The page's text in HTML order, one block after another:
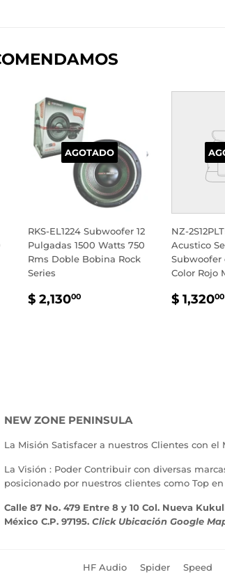
AGOTADO
RKS-EL1224 Subwoofer 12
Pulgadas 1500 Watts 750
Rms Doble Bobina Rock
Series
PRECIO
$ 2,13000
NZ-
Acustico
Subwoofer
Color Rojo
$ 1,32000
NEW ZONE PENINSULA
La Misión Satisfacer a nuestros Clientes con el
La Visión : Poder Contribuir con diversas
posicionado por nuestros clientes como Top
Calle 87 No. 479 Entre 8 y 10 Col. Nueva
México C.P. 97195. Click Ubicación Google
HF Audio Spider Speed